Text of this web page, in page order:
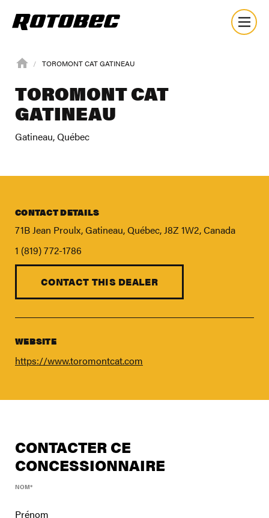
FIND A DEALER
About
Support
Contact Us
TOROMONT CAT GATINEAU
TOROMONT CAT
GATINEAU
Gatineau, Québec
CONTACT DETAILS
71B Jean Proulx, Gatineau, Québec, J8Z 1W2, Canada
1 (819) 772-1786
CONTACT THIS DEALER
WEBSITE
https://www.toromontcat.com
CONTACTER CE
CONCESSIONNAIRE
NOM*
Prénom